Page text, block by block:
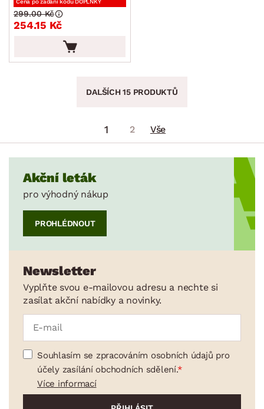
254.15 Kč
299.00 Kč
DALŠÍCH 15 PRODUKTŮ
1 2 Vše
Akční leták
pro výhodný nákup
PROHLÉDNOUT
Newsletter
Vyplňte svou e-mailovou adresu a nechte si
zasílat akční nabídky a novinky.
Souhlasím se zpracováním osobních údajů pro
účely zasílání obchodních sdělení.
Více informací